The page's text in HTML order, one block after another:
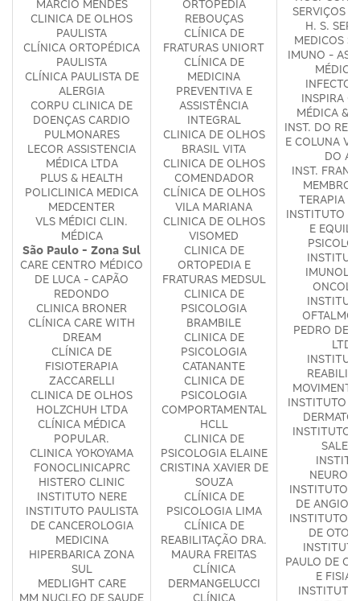
MARCIO MENDES
CLINICA DE OLHOS
PAULISTA
CLÍNICA ORTOPÉDICA
PAULISTA
CLÍNICA PAULISTA DE
ALERGIA
CORPU CLINICA DE
DOENÇAS CARDIO
PULMONARES
LECOR ASSISTENCIA
MÉDICA LTDA
PLUS & HEALTH
POLICLINICA MEDICA
MEDCENTER
VLS MÉDICI CLIN.
MÉDICA
São Paulo - Zona Sul
CARE CENTRO MÉDICO
DE LUCA - CAPÃO
REDONDO
CLINICA BRONER
CLÍNICA CARE WITH
DREAM
CLÍNICA DE
FISIOTERAPIA
ZACCARELLI
CLINICA DE OLHOS
HOLZCHUH LTDA
CLÍNICA MÉDICA
POPULAR.
CLINICA YOKOYAMA
FONOCLINICAPRC
HISTERO CLINIC
INSTITUTO NERE
INSTITUTO PAULISTA
DE CANCEROLOGIA
MEDICINA
HIPERBARICA ZONA
SUL
MEDLIGHT CARE
MM NUCLEO DE SAUDE
ORTOPEDIA
REBOUÇAS
CLÍNICA DE
FRATURAS UNIORT
CLÍNICA DE
MEDICINA
PREVENTIVA E
ASSISTÊNCIA
INTEGRAL
CLINICA DE OLHOS
BRASIL VITA
CLINICA DE OLHOS
COMENDADOR
CLÍNICA DE OLHOS
VILA MARIANA
CLINICA DE OLHOS
VISOMED
CLINICA DE
ORTOPEDIA E
FRATURAS MEDSUL
CLINICA DE
PSICOLOGIA
BRAMBILE
CLINICA DE
PSICOLOGIA
CATANANTE
CLINICA DE
PSICOLOGIA
COMPORTAMENTAL
HCLL
CLINICA DE
PSICOLOGIA ELAINE
CRISTINA XAVIER DE
SOUZA
CLÍNICA DE
PSICOLOGIA LIMA
CLÍNICA DE
REABILITAÇÃO DRA.
MAURA FREITAS
CLÍNICA
DERMANGELUCCI
CLÍNICA
SERVIÇOS
H. S.
MEDICOS
IMUNO -
MÉDICA
INSPIRA
MÉDICA &
INST. DO
E COLUNA
DO
INST.
MEMBRO
TERAPIA
INSTITUTO
E
PEDRO DE
LTDA
INSTITUTO
INSTITUTO
INSTITUTO
DE
INSTITUTO
DE
PAULO DE
E
INSTITUTO